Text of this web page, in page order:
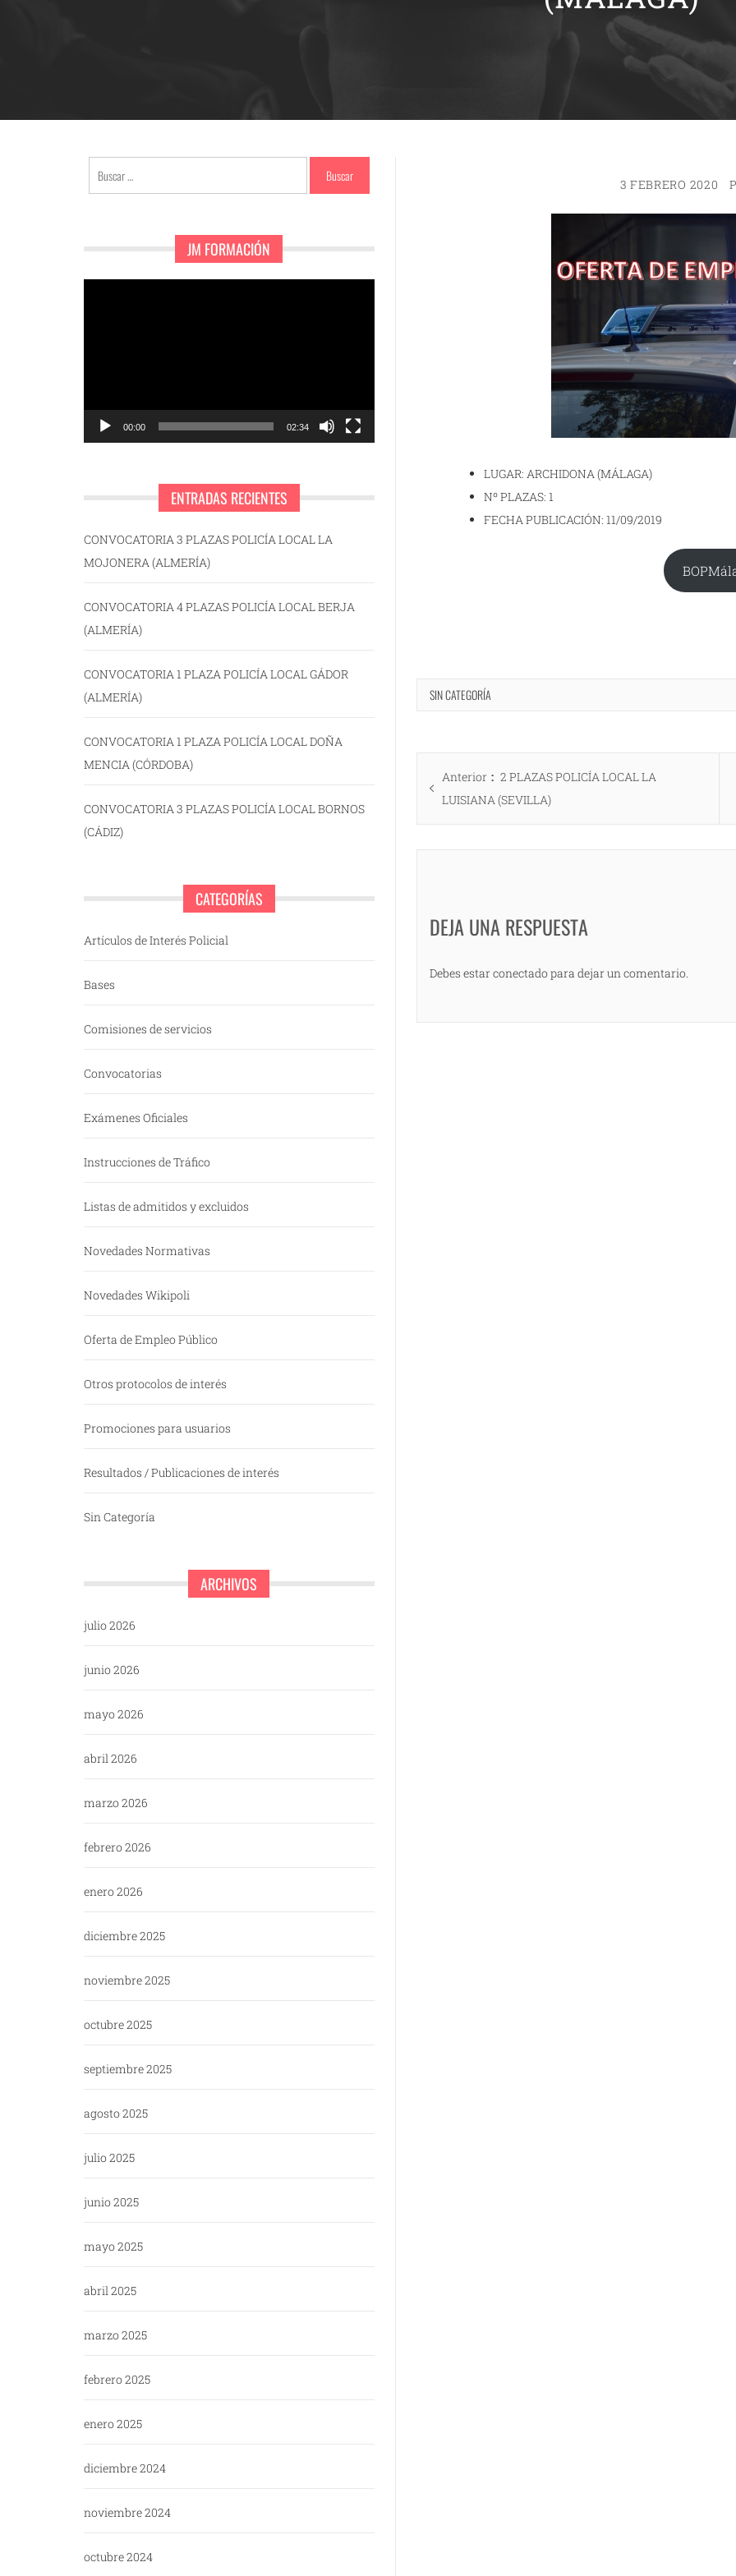
3 FEBRERO 2020
LUGAR: ARCHIDONA (MÁLAGA)
Nº PLAZAS: 1
FECHA PUBLICACIÓN: 11/09/2019
SIN CATEGORÍA
Navegación
de Anterior
Entrada
anterior:
2 PLAZAS POLICÍA LOCAL LA
LUISIANA (SEVILLA)
DEJA UNA RESPUESTA
Debes estar conectado para dejar un comentario.
Buscar:
JM FORMACIÓN
00:00 02:34
ENTRADAS RECIENTES
CONVOCATORIA 3 PLAZAS POLICÍA LOCAL LA
MOJONERA (ALMERÍA)
CONVOCATORIA 4 PLAZAS POLICÍA LOCAL BERJA
(ALMERÍA)
CONVOCATORIA 1 PLAZA POLICÍA LOCAL GÁDOR
(ALMERÍA)
CONVOCATORIA 1 PLAZA POLICÍA LOCAL DOÑA
MENCIA (CÓRDOBA)
CONVOCATORIA 3 PLAZAS POLICÍA LOCAL BORNOS
(CÁDIZ)
CATEGORÍAS
Artículos de Interés Policial
Bases
Comisiones de servicios
Convocatorias
Exámenes Oficiales
Instrucciones de Tráfico
Listas de admitidos y excluidos
Novedades Normativas
Novedades Wikipoli
Oferta de Empleo Público
Otros protocolos de interés
Promociones para usuarios
Resultados / Publicaciones de interés
Sin Categoría
ARCHIVOS
julio 2026
junio 2026
mayo 2026
abril 2026
marzo 2026
febrero 2026
enero 2026
diciembre 2025
noviembre 2025
octubre 2025
septiembre 2025
agosto 2025
julio 2025
junio 2025
mayo 2025
abril 2025
marzo 2025
febrero 2025
enero 2025
diciembre 2024
noviembre 2024
octubre 2024